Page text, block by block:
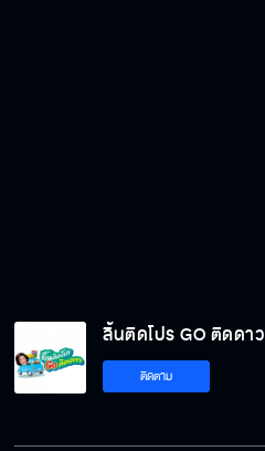
ลิ้นติดโปร GO ติดดาว
ติดตาม